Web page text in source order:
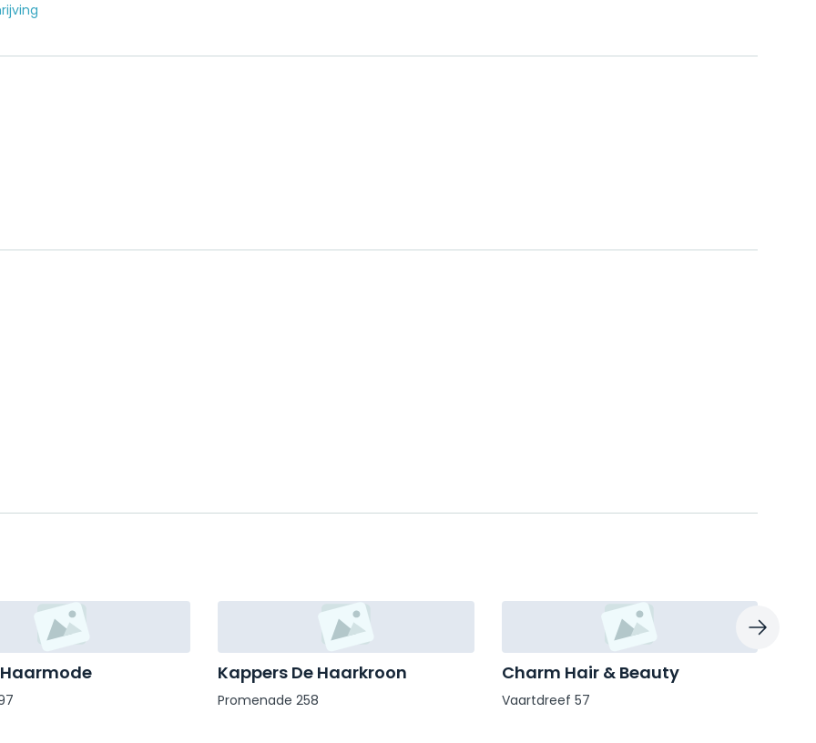
Kappers De Haarkroon
Promenade 258
Charm Hair & Beauty
Vaartdreef 57